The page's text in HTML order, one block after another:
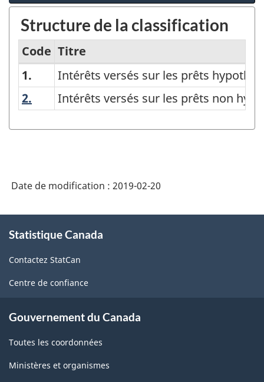
Structure de la classification
Classification
des
de
la
classification
Code Titre
1.
Intérêts versés sur les prêts
2. Intérêts versés sur les prêts non
Intérêts versés sur les prêts non
Date de modification : 2019-02-20
propos
ce
site
Statistique Canada
Contactez StatCan
Centre de confiance
Gouvernement du Canada
Toutes les coordonnées
Ministères et organismes